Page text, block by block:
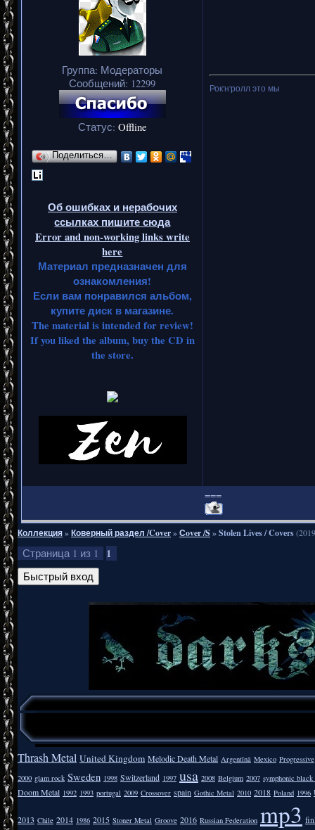
Группа: Модераторы
Сообщений: 12299
Статус: Offline
Поделиться…
Об ошибках и нерабочих
ссылках пишите сюда
Error and non-working links write
here
Материал предназначен для
ознакомления!
Если вам понравился альбом,
купите диск в магазине.
The material is intended for review!
If you liked the album, buy the CD in
the store.
Рок'н'ролл это мы
===
Коллекция»Коверный раздел /Cover»Сover /S »Stolen Lives / Covers
Страница 1 из 1 1
Thrash Metal United Kingdom Melodic Death Metal Argentīnā Mexico Progressive
2000 glam rock Sweden 1998 Switzerland 1997 usa 2008 Belgium 2007 symphonic
Doom Metal 1992 1993 portugal 2009 Crossover spain Gothic Metal 2010 2018 Poland 1996
2013 Chile 2014 1986 2015 Stoner Metal Groove 2016 Russian Federation mp3